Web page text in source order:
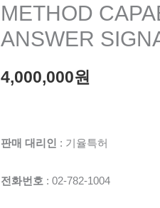
METHOD
ANSWER
4,000,000원
판매 대리인 : 기율특허
전화번호 : 02-782-1004